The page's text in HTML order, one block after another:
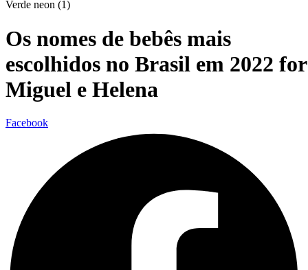
Os nomes de bebês mais
escolhidos no Brasil em 2022
Miguel e Helena
Facebook